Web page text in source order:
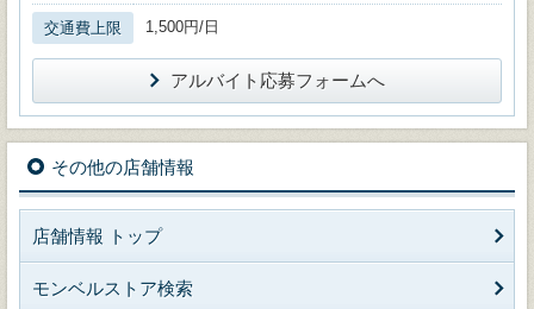
交通費上限 1,500円/日
アルバイト応募フォームへ
その他の店舗情報
店舗情報 トップ
モンベルストア検索